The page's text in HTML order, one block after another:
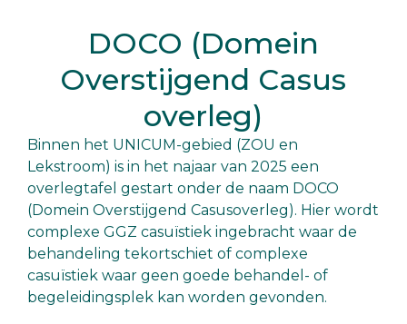
DOCO (Domein
Overstijgend Casus
overleg)
Binnen het UNICUM-gebied (ZOU en
Lekstroom) is in het najaar van 2025 een
overlegtafel gestart onder de naam DOCO
(Domein Overstijgend Casusoverleg). Hier wordt
complexe GGZ casuïstiek ingebracht waar de
behandeling tekortschiet of complexe
casuïstiek waar geen goede behandel- of
begeleidingsplek kan worden gevonden.